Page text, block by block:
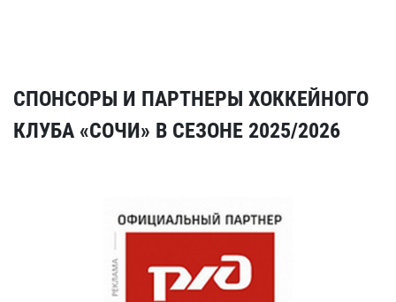
СПОНСОРЫ И ПАРТНЕРЫ ХОККЕЙНОГО
КЛУБА «СОЧИ» В СЕЗОНЕ 2025/2026